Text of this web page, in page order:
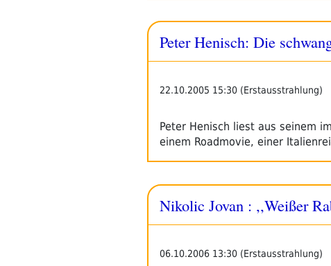
Peter Henisch: Die
22.10.2005 15:30 (Erstausstrahlung)
Peter Henisch liest aus seinem
einem Roadmovie, einer
Nikolic Jovan : ,,Weißer
06.10.2006 13:30 (Erstausstrahlung)